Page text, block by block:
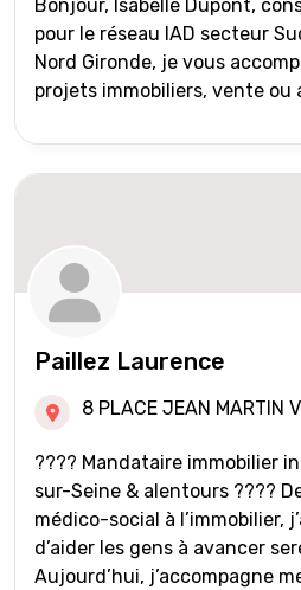
Bonjour, Isabelle Dupont,
pour le réseau IAD secteur
Nord Gironde, je vous
projets immobiliers, vente ou
Paillez Laurence
8 PLACE JEAN MARTIN
???? Mandataire immobilier
sur-Seine & alentours ???? De l’accompagnement
médico-social à l’immobilier,
d’aider les gens à avancer
Aujourd’hui, j’accompagne